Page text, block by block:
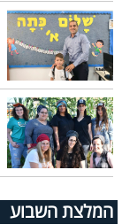
המלצת השבוע